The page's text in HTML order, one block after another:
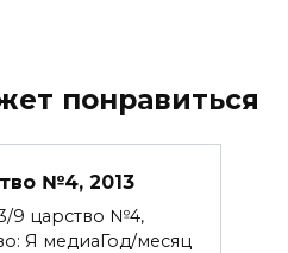
понравиться
№4, 2013
9 царство №4,
Я медиаГод/месяц